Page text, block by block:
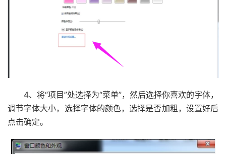
4、将“项目”处选择为“菜单”，然后选择你喜欢的字体，
调节字体大小，选择字体的颜色，选择是否加粗，设置好后
点击确定。